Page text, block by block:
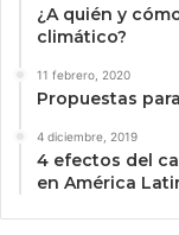
¿A quién y
climático?
11 febrero, 2020
Propuestas
4 diciembre, 2019
4 efectos del
en América